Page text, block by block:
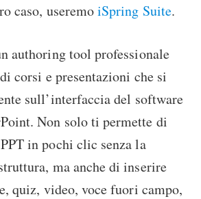
caso, useremoiSpring Suite.
authoring tool professionale
corsi e presentazioni che si
sull’interfaccia del software
Non solo ti permette di
in pochi clic senza la
ma anche di inserire
quiz, video, voce fuori campo,